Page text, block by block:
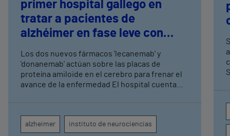
primer hospital gallego en
tratar a pacientes de
alzhéimer en fase leve con
terapias antiamiloide
Los dos nuevos fármacos 'lecanemab' y
'donanemab' actúan sobre las placas de
proteína amiloide en el cerebro para frenar el
avance de la enfermedad El hospital cuenta
seguimiento clínico de cada paciente
alzheimer instituto de neurociencias